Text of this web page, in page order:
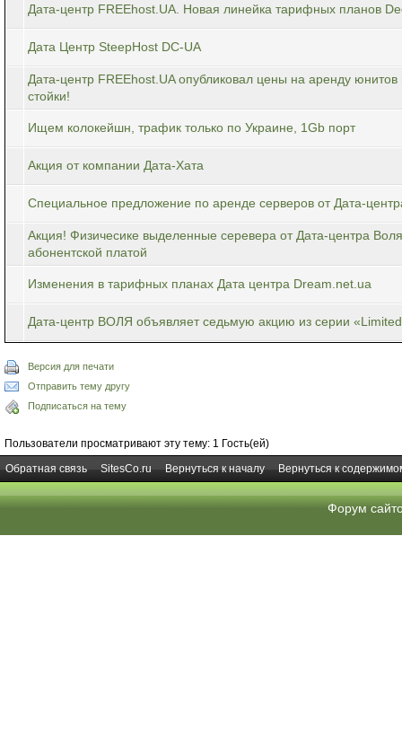
Дата-центр FREEhost.UA. Новая линейка тарифных планов
Дата Центр SteepHost DC-UA
Дата-центр FREEhost.UA опубликовал цены на аренду юнитов
стойки!
Ищем колокейшн, трафик только по Украине, 1Gb порт
Акция от компании Дата-Хата
Специальное предложение по аренде серверов от Дата-
Акция! Физичесике выделенные серевера от Дата-центра
абонентской платой
Изменения в тарифных планах Дата центра Dream.net.ua
Дата-центр ВОЛЯ объявляет седьмую акцию из серии
Версия для печати
Отправить тему другу
Подписаться на тему
Пользователи просматривают эту тему: 1 Гость(ей)
Обратная связь
SitesCo.ru Вернуться к началу Вернуться к
Форум